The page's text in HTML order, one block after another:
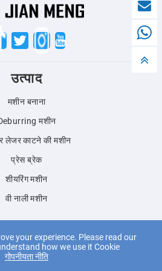
your experience. Please read our
how we use it Cookie
गोपनीयता नीति
Twitter
उत्पाद
मशीन बनाना
मशीन
लेजर काटने की मशीन
प्रेस ब्रेक
शीयरिंग मशीन
वी नाली मशीन